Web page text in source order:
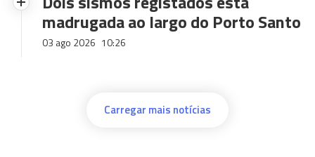
madrugada ao largo do Porto Santo
03 ago 2026 10:26
Carregar mais notícias